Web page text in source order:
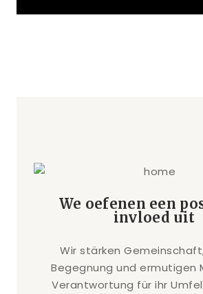
We oefenen een
invloed uit
Wir stärken
Begegnung und ermutigen
Verantwortung für ihr